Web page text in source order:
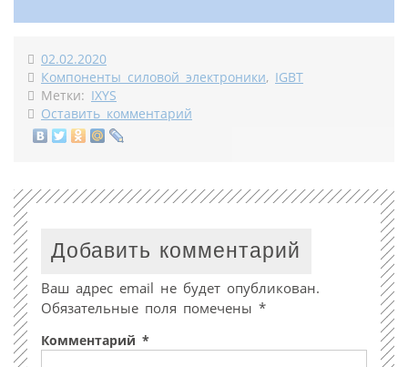
02.02.2020
Компоненты силовой электроники, IGBT
Метки: IXYS
Оставить комментарий
Добавить комментарий
Ваш адрес email не будет опубликован.
Обязательные поля помечены *
Комментарий *